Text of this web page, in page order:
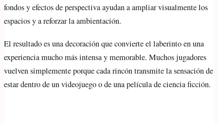
fondos y efectos de perspectiva ayudan a ampliar visualmente los
espacios y a reforzar la ambientación.
El resultado es una decoración que convierte el laberinto en una
experiencia mucho más intensa y memorable. Muchos jugadores
vuelven simplemente porque cada rincón transmite la sensación de
estar dentro de un videojuego o de una película de ciencia ficción.